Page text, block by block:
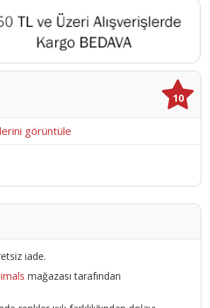
10
görüntüle
iade.
mağazası tarafından